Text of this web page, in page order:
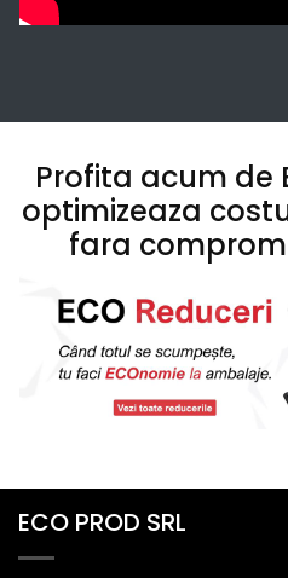
Profita acum de
optimizeaza
fara
ECO PROD SRL